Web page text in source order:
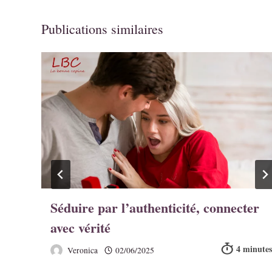
Publications similaires
Séduire par l’authenticité, connecter
avec vérité
Veronica 02/06/2025